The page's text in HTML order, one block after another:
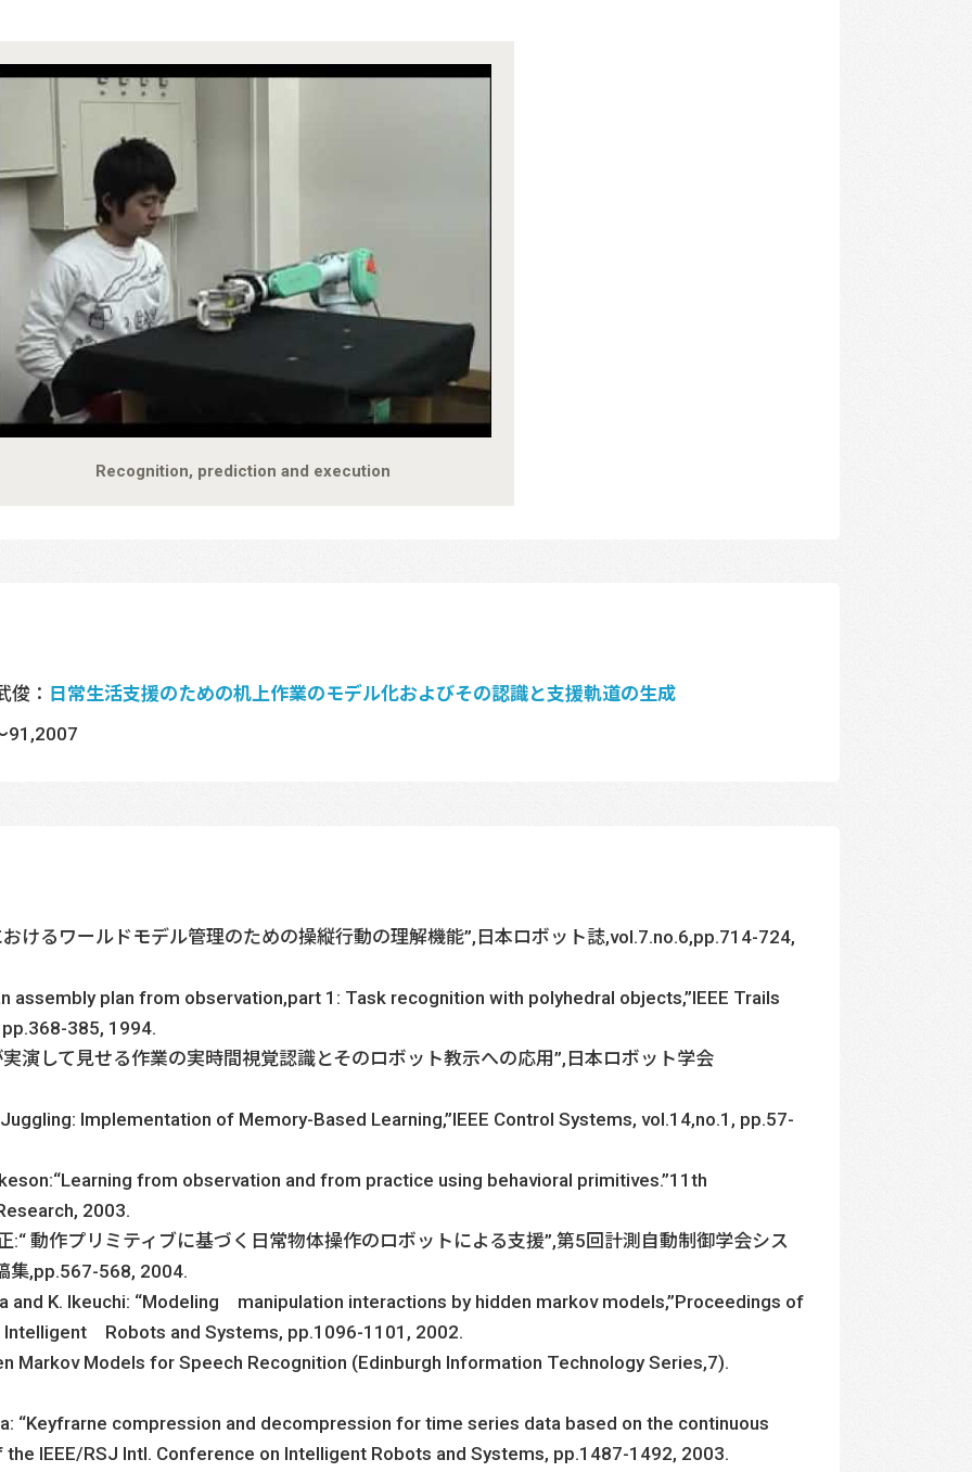
Recognition, prediction and execution
俊： 日常生活支援のための机上作業のモデル化およびその認識と支援軌道の生成
91,2007
けるワールドモデル管理のための操縦行動の理解機能”,日本ロボット誌,vol.7.no.6,pp.714-724,
assembly plan from observation,part 1: Task recognition with polyhedral objects,”IEEE Trails
385, 1994.
演して見せる作業の実時間視覚認識とそのロボット教示への応用”,日本ロボット学会
Implementation of Memory-Based Learning,”IEEE Control Systems, vol.14,no.1, pp.57-
from observation and from practice using behavioral primitives.”11th
2003.
:“ 動作プリミティブに基づく日常物体操作のロボットによる支援”,第5回計測自動制御学会シス
集,pp.567-568, 2004.
and K. Ikeuchi: “Modeling manipulation interactions by hidden markov models,”Proceedings of
Intelligent Robots and Systems, pp.1096-1101, 2002.
Markov Models for Speech Recognition (Edinburgh Information Technology Series,7).
“Keyfrarne compression and decompression for time series data based on the continuous
IEEE/RSJ Intl. Conference on Intelligent Robots and Systems, pp.1487-1492, 2003.